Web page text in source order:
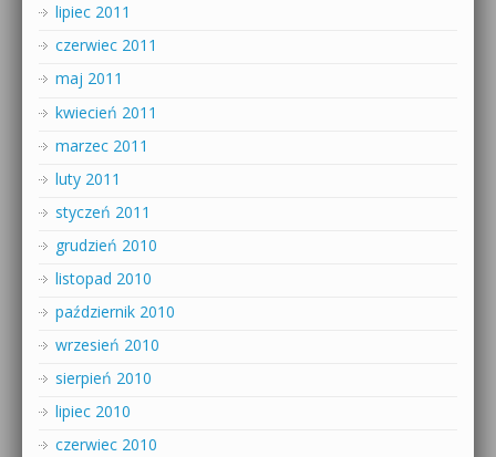
lipiec 2011
czerwiec 2011
maj 2011
kwiecień 2011
marzec 2011
luty 2011
styczeń 2011
grudzień 2010
listopad 2010
październik 2010
wrzesień 2010
sierpień 2010
lipiec 2010
czerwiec 2010